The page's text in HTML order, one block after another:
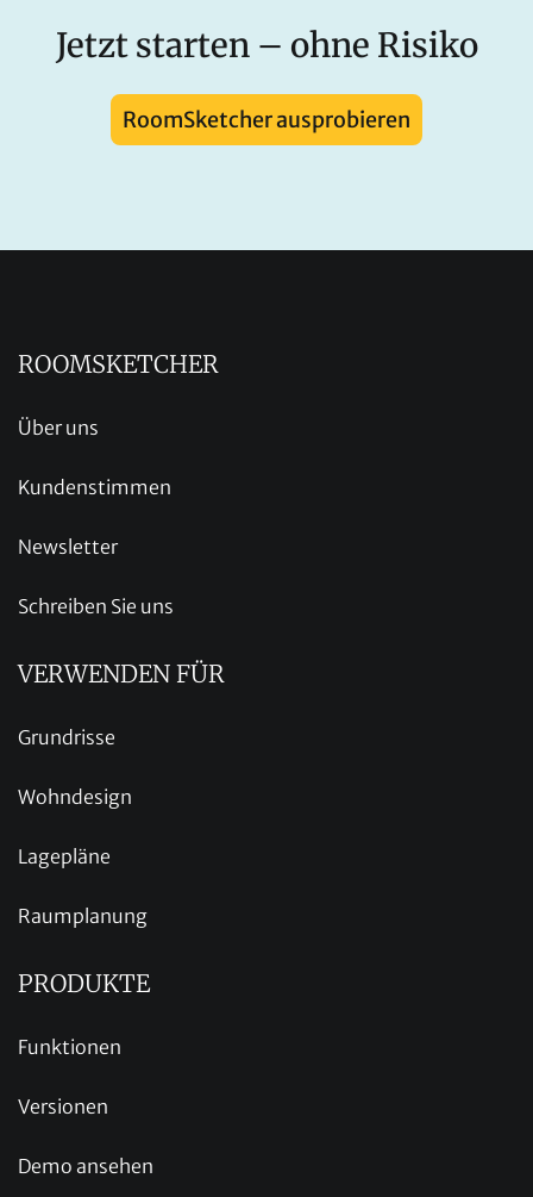
Jetzt starten – ohne Risiko
RoomSketcher ausprobieren
ROOMSKETCHER
Über uns
Kundenstimmen
Newsletter
Schreiben Sie uns
VERWENDEN FÜR
Grundrisse
Wohndesign
Lagepläne
Raumplanung
PRODUKTE
Funktionen
Versionen
Demo ansehen